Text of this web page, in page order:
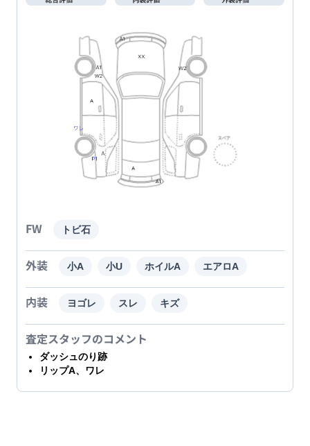
FW トビ石
外装 小A 小U ホイルA エアロA
内装 ヨゴレ スレ キズ
査定スタッフのコメント
ダッシュのり跡
リップA、ワレ